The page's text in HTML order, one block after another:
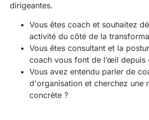
dirigeantes.
Vous êtes coach et souhaitez
activité du côté de la
Vous êtes consultant et la
coach vous font de l’œil depuis
Vous avez entendu parler de
d'organisation et cherchez une
concrète ?